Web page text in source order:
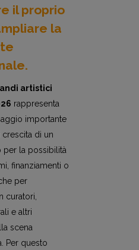
il proprio
la
artistici
rappresenta
importante
di un
per la possibilità
finanziamenti o
per
curatori,
e altri
scena
Per questo